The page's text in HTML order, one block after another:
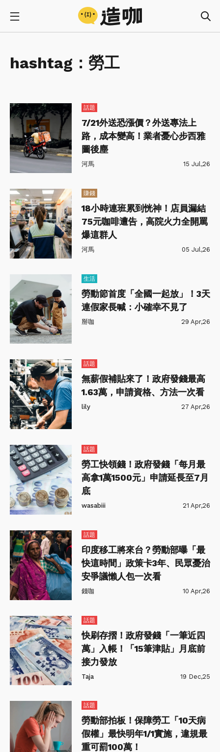
hashtag： 勞工
話題
7/21外送恐漲價？外送專法上
路，成本變高！業者憂心步西雅
圖後塵
河馬 15 Jul,26
賺錢
18小時連班累到恍神！店員漏結
75元咖啡遭告，高院火力全開罵
爆這群人
河馬 05 Jul,26
生活
勞動節首度「全國一起放」！3天
連假家長喊：小確幸不見了
掰咖 29 Apr,26
話題
無薪假補貼來了！政府發錢最高
1.63萬，申請資格、方法一次看
lily 27 Apr,26
話題
勞工快領錢！政府發錢「每月最
高拿1萬1500元」申請延長至7月
底
wasabiii 21 Apr,26
話題
印度移工將來台？勞動部曝「最
快這時間」政策卡3年、民眾憂治
安爭議懶人包一次看
錢咖 10 Apr,26
話題
快刷存摺！政府發錢「一筆近四
萬」入帳！「15筆津貼」月底前
接力發放
Taja 19 Dec,25
話題
勞動部拍板！保障勞工「10天病
假權」最快明年1/1實施，違規最
重可罰100萬！